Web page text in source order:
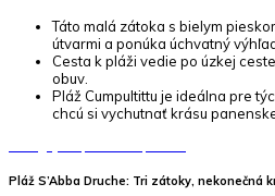
Táto malá zátoka s bielym
útvarmi a ponúka úchvatný
Cesta k pláži vedie po úzkej
obuv.
Pláž Cumpultittu je ideálna pre
chcú si vychutnať krásu
Pláž S’Abba Druche: Tri zátoky, nekonečná